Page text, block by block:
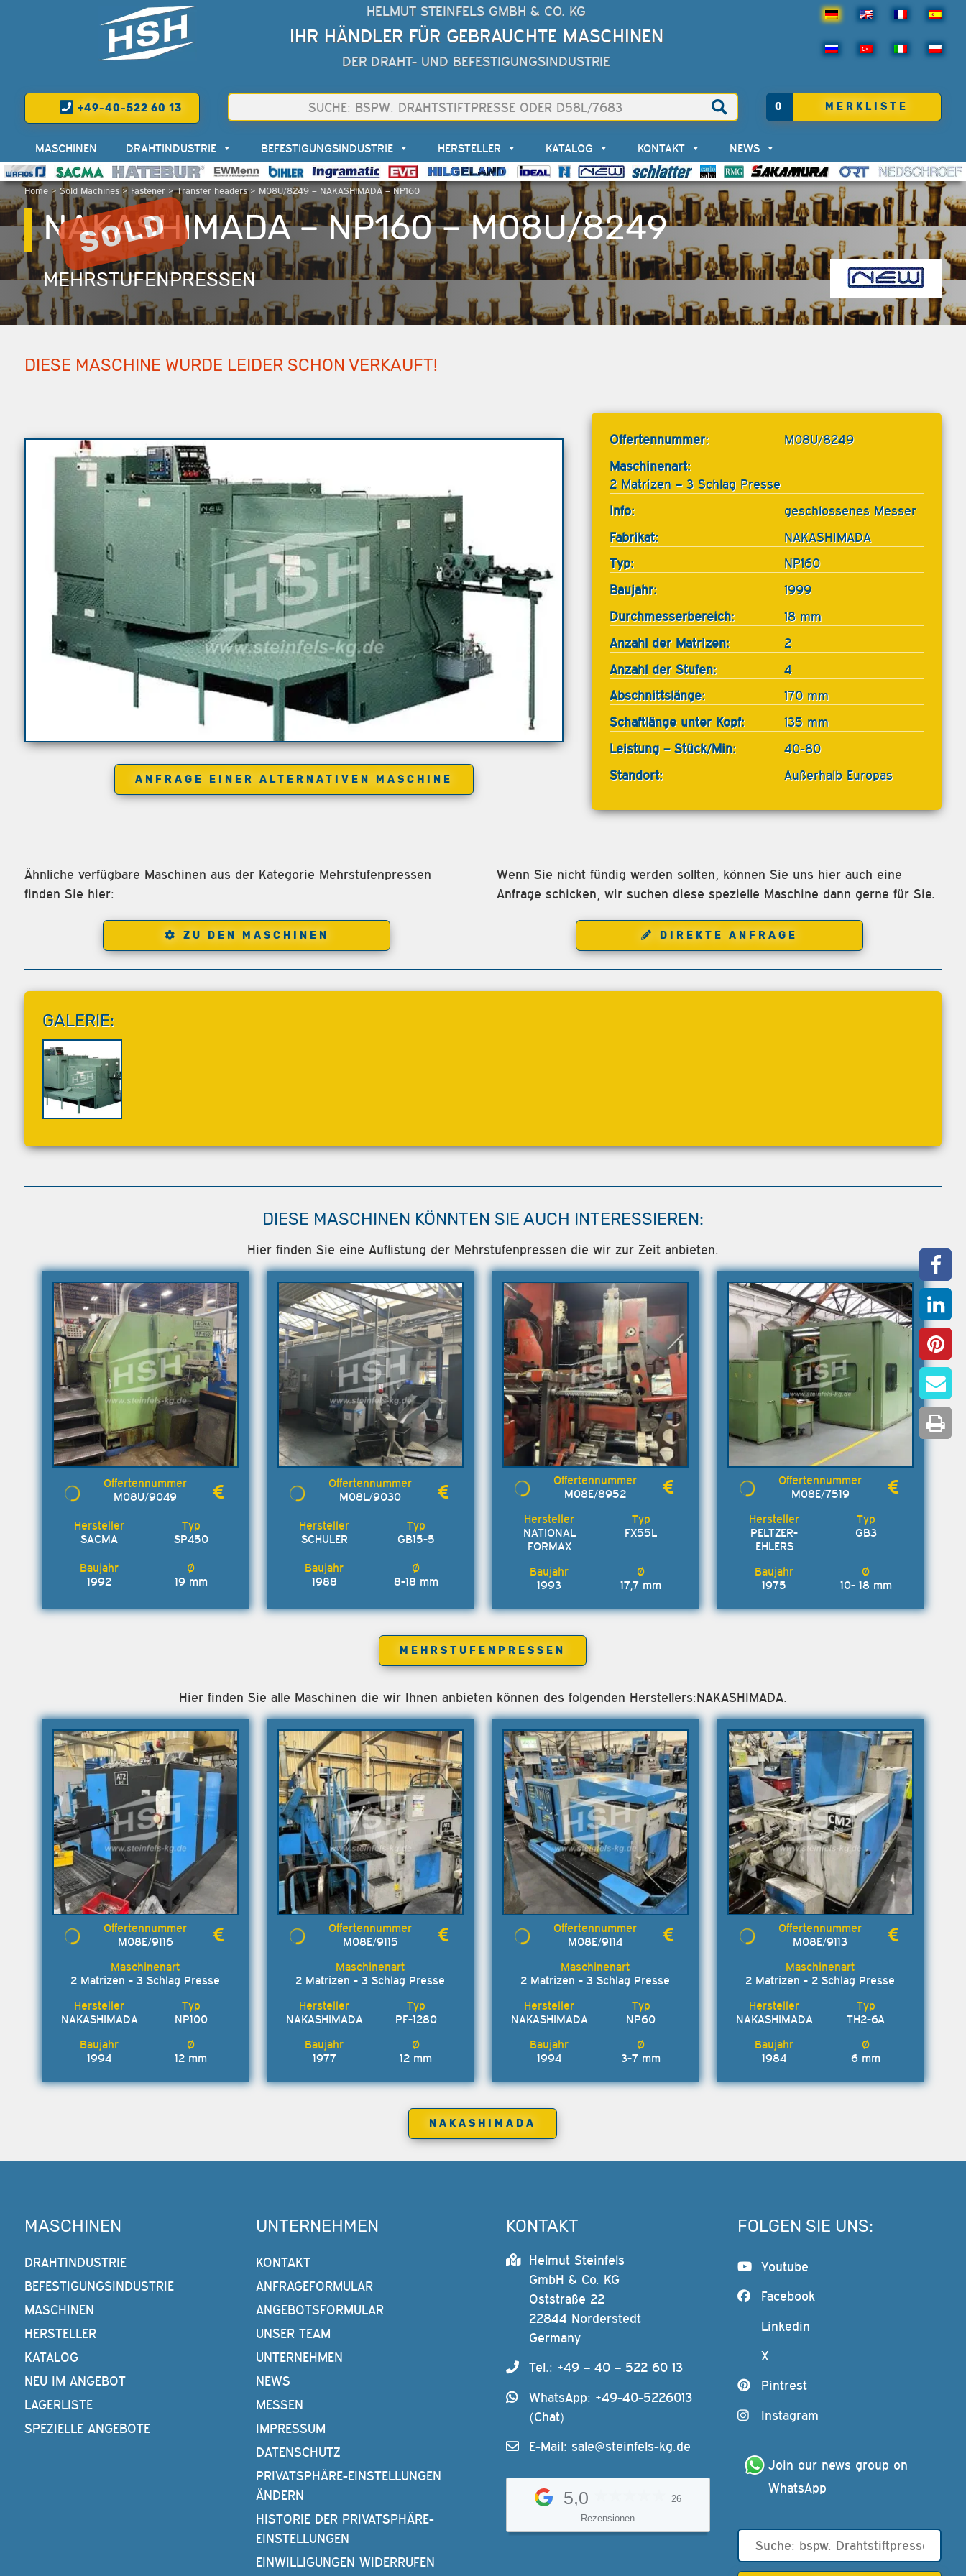
HELMUT STEINFELS GMBH & CO. KG
IHR HÄNDLER FÜR GEBRAUCHTE MASCHINEN
DER DRAHT- UND BEFESTIGUNGSINDUSTRIE
+49-40-522 60 13 0 MERKLISTE
Home> Sold Machines> Fastener>Transfer headers> M08U/8249 – NAKASHIMADA – NP160
MASCHINEN DRAHTINDUSTRIE BEFESTIGUNGSINDUSTRIE HERSTELLER KATALOG KONTAKT NEWS
NAKASHIMADA – NP160 – M08U/8249
MEHRSTUFENPRESSEN
DIESE MASCHINE WURDE LEIDER SCHON VERKAUFT!
ANFRAGE EINER ALTERNATIVEN MASCHINE
Offertennummer:
M08U/8249
Maschinenart:
2 Matrizen – 3 Schlag Presse
Info:
geschlossenes Messer
Fabrikat:
NAKASHIMADA
Typ:
NP160
Baujahr:
1999
Durchmesserbereich:
18 mm
Anzahl der Matrizen:
2
Anzahl der Stufen:
4
Abschnittslänge:
170 mm
Schaftlänge unter Kopf:
135 mm
Leistung – Stück/Min:
40-80
Standort:
Außerhalb Europas
Ähnliche verfügbare Maschinen aus der Kategorie Mehrstufenpressen
finden Sie hier:
ZU DEN MASCHINEN
Wenn Sie nicht fündig werden sollten, können Sie uns hier auch eine
Anfrage schicken, wir suchen diese spezielle Maschine dann gerne für Sie.
DIREKTE ANFRAGE
GALERIE:
DIESE MASCHINEN KÖNNTEN SIE AUCH INTERESSIEREN:
Hier finden Sie eine Auflistung der Mehrstufenpressen die wir zur Zeit anbieten.
M08U/9049
SACMA SP450
1992 19 mm
M08L/9030
SCHULER GB15-5
1988 8-18 mm
M08E/8952
NATIONAL
FORMAX
FX55L
1993 17,7 mm
M08E/7519
PELTZER-
EHLERS
GB3
1975 10- 18 mm
MEHRSTUFENPRESSEN
Hier finden Sie alle Maschinen die wir Ihnen anbieten können des folgenden Herstellers:NAKASHIMADA.
M08E/9116
2 Matrizen - 3 Schlag Presse
NAKASHIMADA NP100
1994 12 mm
M08E/9115
2 Matrizen - 3 Schlag Presse
NAKASHIMADA PF-1280
1977 12 mm
M08E/9114
2 Matrizen - 3 Schlag Presse
NAKASHIMADA NP60
1994 3-7 mm
M08E/9113
2 Matrizen - 2 Schlag Presse
NAKASHIMADA TH2-6A
1984 6 mm
NAKASHIMADA
MASCHINEN
DRAHTINDUSTRIE
BEFESTIGUNGSINDUSTRIE
MASCHINEN
HERSTELLER
KATALOG
NEU IM ANGEBOT
LAGERLISTE
SPEZIELLE ANGEBOTE
UNTERNEHMEN
KONTAKT
ANFRAGEFORMULAR
ANGEBOTSFORMULAR
UNSER TEAM
UNTERNEHMEN
NEWS
MESSEN
IMPRESSUM
DATENSCHUTZ
PRIVATSPHÄRE-EINSTELLUNGEN
ÄNDERN
HISTORIE DER PRIVATSPHÄRE-
EINSTELLUNGEN
EINWILLIGUNGEN WIDERRUFEN
KONTAKT
Helmut Steinfels
GmbH & Co. KG
Oststraße 22
22844 Norderstedt
Germany
Tel.: +49 – 40 – 522 60 13
WhatsApp: +49-40-5226013
(Chat)
E-Mail:sale@steinfels-kg.de
5,0
26
Rezensionen
FOLGEN SIE UNS:
Youtube
Facebook
Linkedin
X
Pintrest
Instagram
Join our news group on
WhatsApp